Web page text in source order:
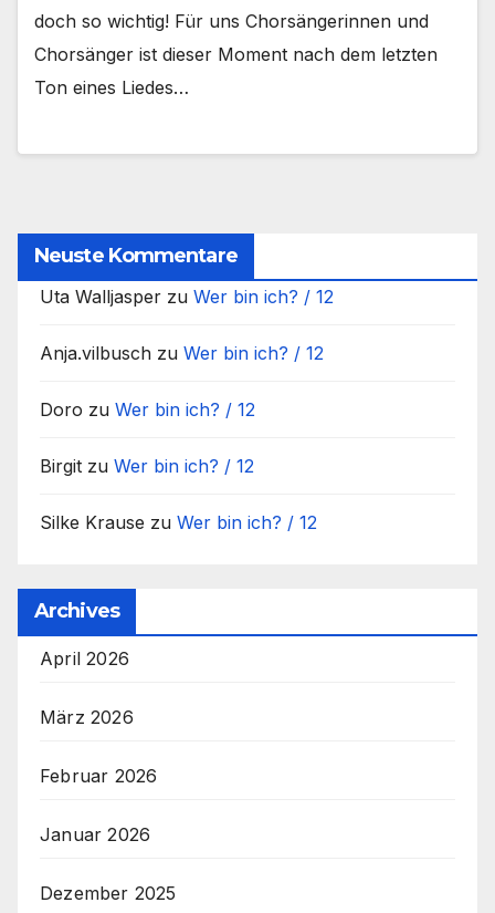
doch so wichtig! Für uns Chorsängerinnen und
Chorsänger ist dieser Moment nach dem letzten
Ton eines Liedes…
Neuste Kommentare
Uta Walljasper zu Wer bin ich? / 12
Anja.vilbusch zu Wer bin ich? / 12
Doro zu Wer bin ich? / 12
Birgit zu Wer bin ich? / 12
Silke Krause zu Wer bin ich? / 12
Archives
April 2026
März 2026
Februar 2026
Januar 2026
Dezember 2025